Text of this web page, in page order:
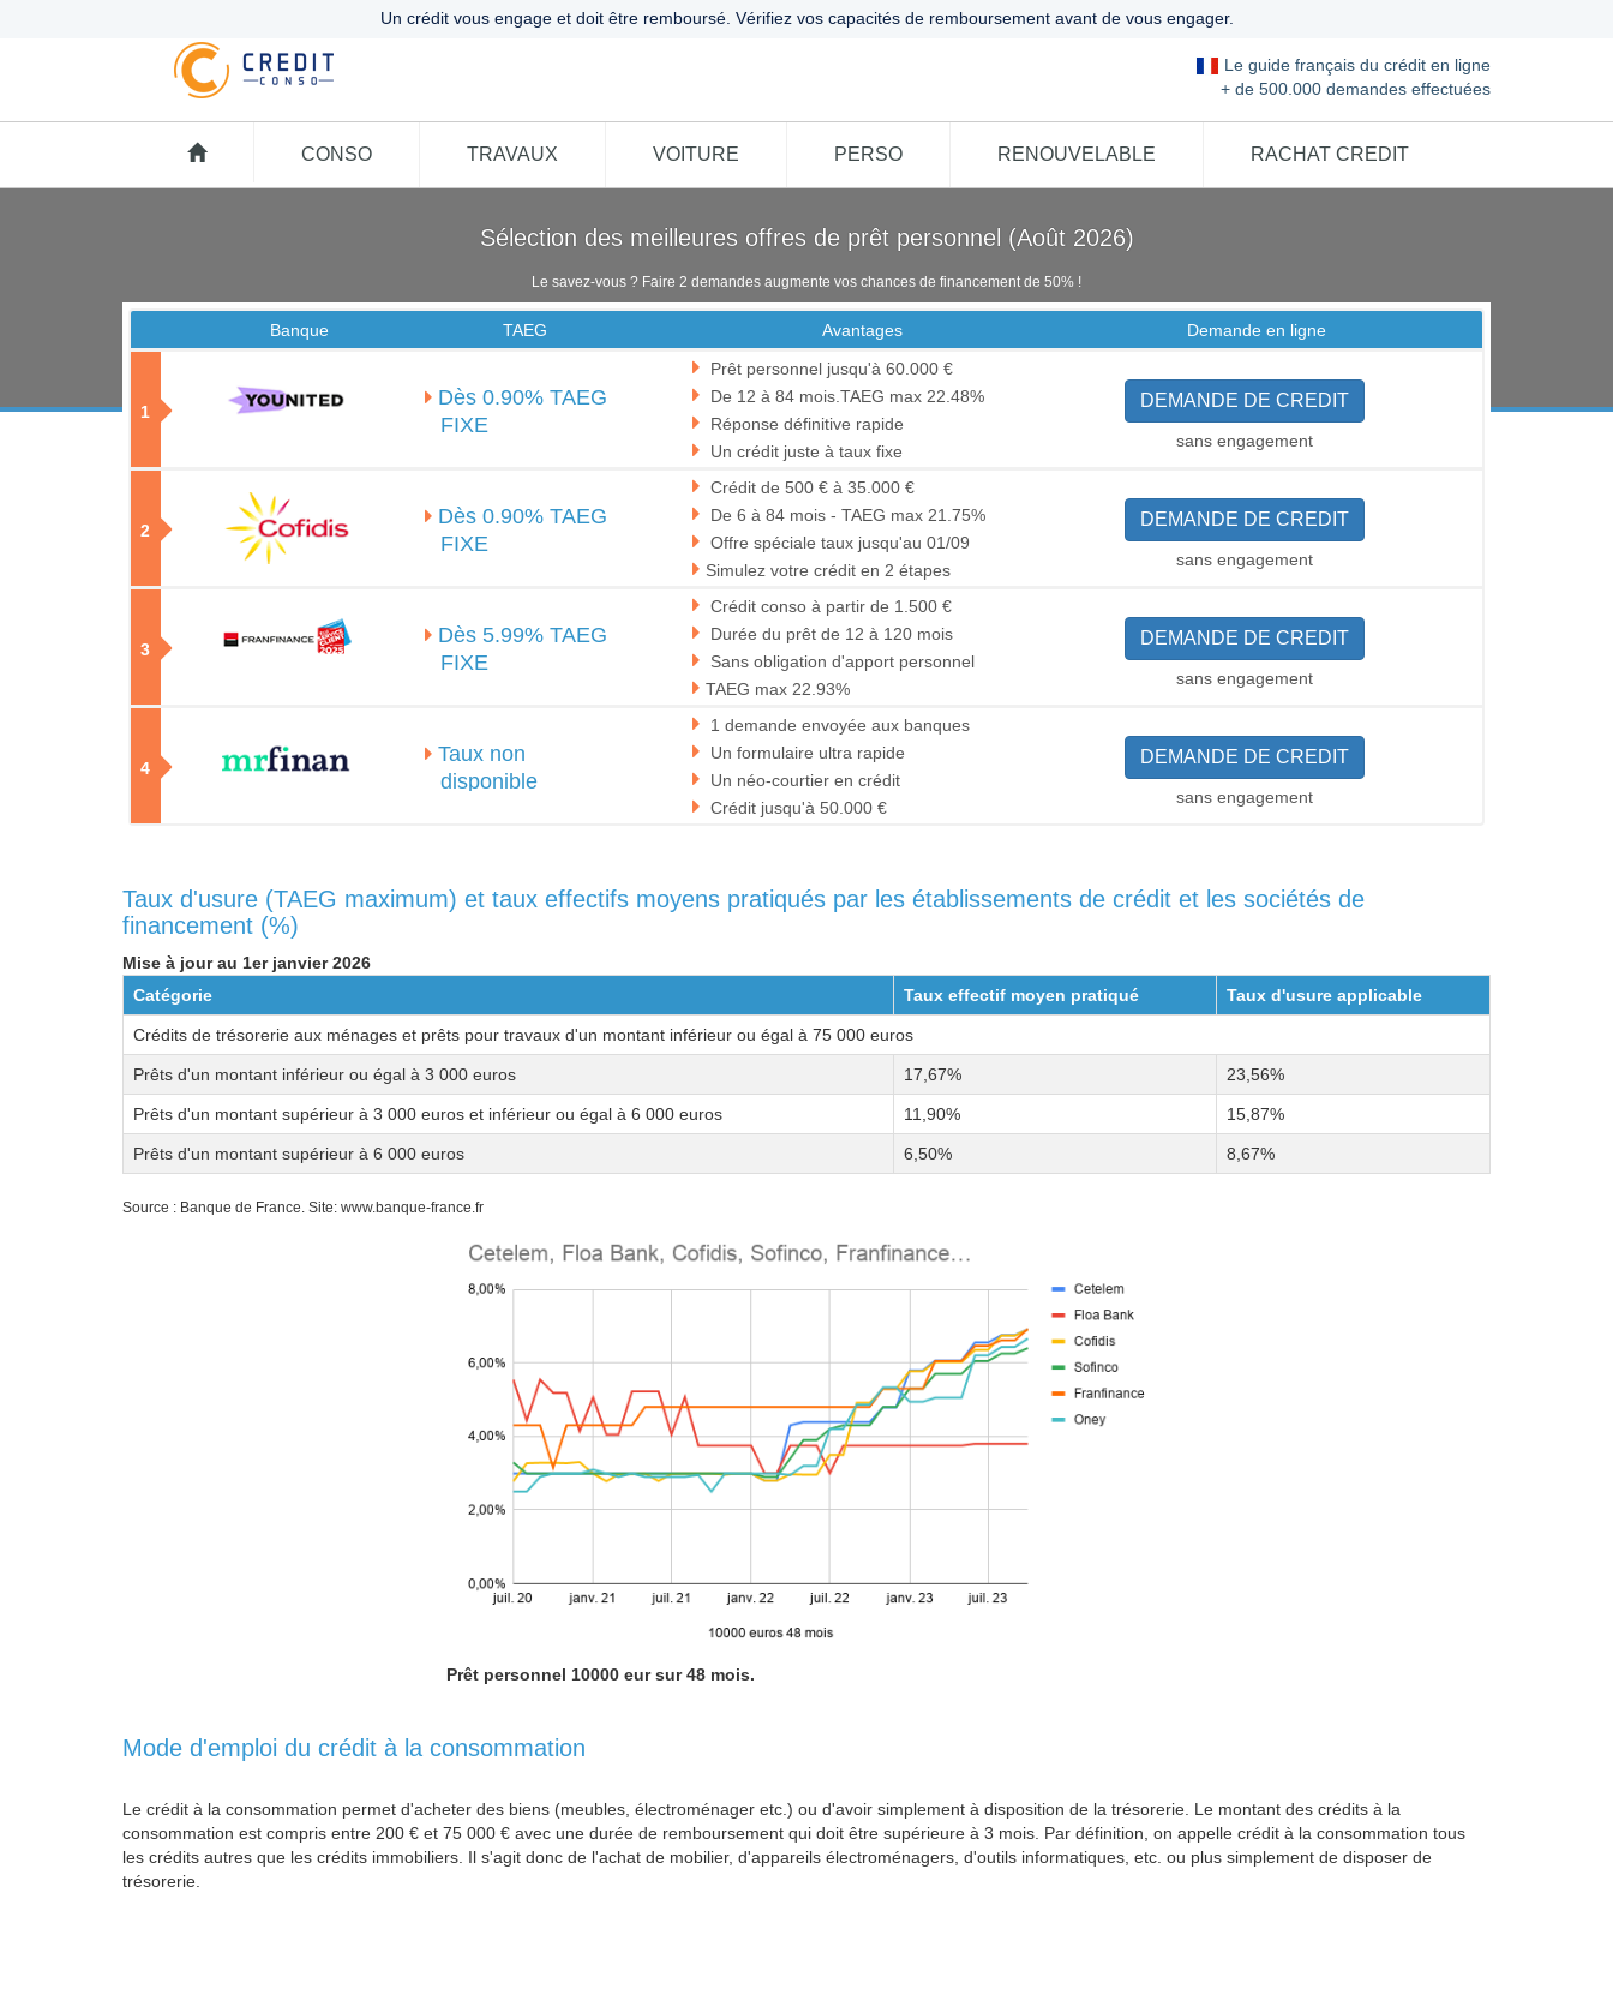
Un crédit vous engage et doit être remboursé. Vérifiez vos capacités de remboursement avant de vous engager.
Le guide français du crédit en ligne
+ de 500.000 demandes effectuées
CONSO TRAVAUX VOITURE PERSO RENOUVELABLE RACHAT CREDIT
Sélection des meilleures offres de prêt personnel (Août 2026)
Le savez-vous ? Faire 2 demandes augmente vos chances de financement de 50% !
Banque TAEG Avantages Demande en ligne
1
Dès 0.90% TAEG
FIXE
Prêt personnel jusqu'à 60.000 €
De 12 à 84 mois.TAEG max 22.48%
Réponse définitive rapide
Un crédit juste à taux fixe
DEMANDE DE CREDIT
sans engagement
2
Dès 0.90% TAEG
FIXE
Crédit de 500 € à 35.000 €
De 6 à 84 mois - TAEG max 21.75%
Offre spéciale taux jusqu'au 01/09
Simulez votre crédit en 2 étapes
DEMANDE DE CREDIT
sans engagement
3
Dès 5.99% TAEG
FIXE
Crédit conso à partir de 1.500 €
Durée du prêt de 12 à 120 mois
Sans obligation d'apport personnel
TAEG max 22.93%
DEMANDE DE CREDIT
sans engagement
4
Taux non
disponible
1 demande envoyée aux banques
Un formulaire ultra rapide
Un néo-courtier en crédit
Crédit jusqu'à 50.000 €
DEMANDE DE CREDIT
sans engagement
Taux d'usure (TAEG maximum) et taux effectifs moyens pratiqués par les établissements de crédit et les sociétés de
financement (%)
Mise à jour au 1er janvier 2026
Catégorie
Taux effectif moyen pratiqué Taux d'usure applicable
Crédits de trésorerie aux ménages et prêts pour travaux d'un montant inférieur ou égal à 75 000 euros
Prêts d'un montant inférieur ou égal à 3 000 euros 17,67% 23,56%
Prêts d'un montant supérieur à 3 000 euros et inférieur ou égal à 6 000 euros 11,90% 15,87%
Prêts d'un montant supérieur à 6 000 euros 6,50% 8,67%
Source : Banque de France. Site: www.banque-france.fr
Prêt personnel 10000 eur sur 48 mois.
Mode d'emploi du crédit à la consommation
Le crédit à la consommation permet d'acheter des biens (meubles, électroménager etc.) ou d'avoir simplement à disposition de la trésorerie. Le montant des crédits à la
consommation est compris entre 200 € et 75 000 € avec une durée de remboursement qui doit être supérieure à 3 mois. Par définition, on appelle crédit à la consommation tous
les crédits autres que les crédits immobiliers. Il s'agit donc de l'achat de mobilier, d'appareils électroménagers, d'outils informatiques, etc. ou plus simplement de disposer de
trésorerie.